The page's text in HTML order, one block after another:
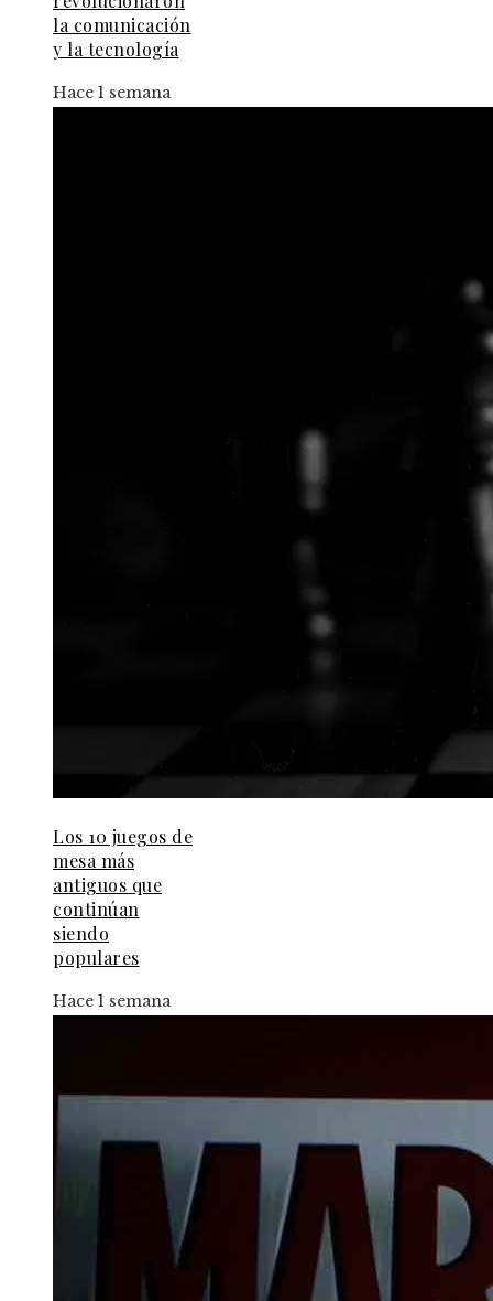
la comunicación
y la tecnología
Hace 1 semana
Los 10 juegos de
mesa más
antiguos que
continúan
siendo
populares
Hace 1 semana